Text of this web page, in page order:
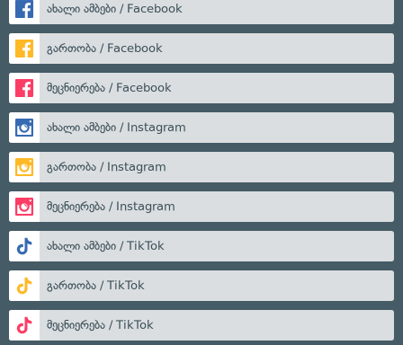
ახალი ამბები / Facebook
გართობა / Facebook
მეცნიერება / Facebook
ახალი ამბები / Instagram
გართობა / Instagram
მეცნიერება / Instagram
ახალი ამბები / TikTok
გართობა / TikTok
მეცნიერება / TikTok